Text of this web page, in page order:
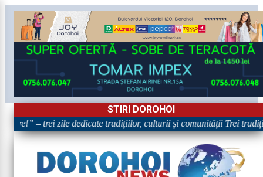
STIRI DOROHOI
– trei zile dedicate tradițiilor, culturii și comunității Trei